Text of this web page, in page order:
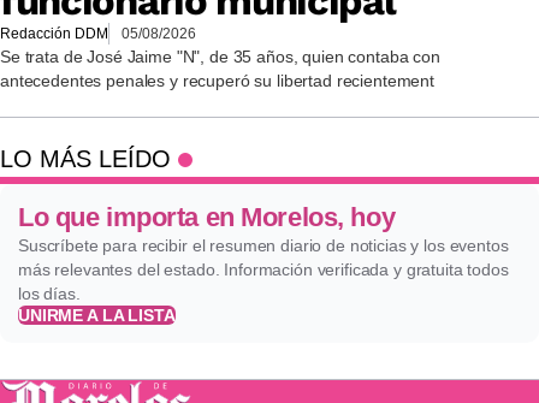
Redacción DDM 05/08/2026
Se trata de José Jaime "N", de 35 años, quien contaba con
antecedentes penales y recuperó su libertad recientement
LO MÁS LEÍDO
Lo que importa en Morelos, hoy
Suscríbete para recibir el resumen diario de noticias y los eventos
más relevantes del estado. Información verificada y gratuita todos
los días.
UNIRME A LA LISTA